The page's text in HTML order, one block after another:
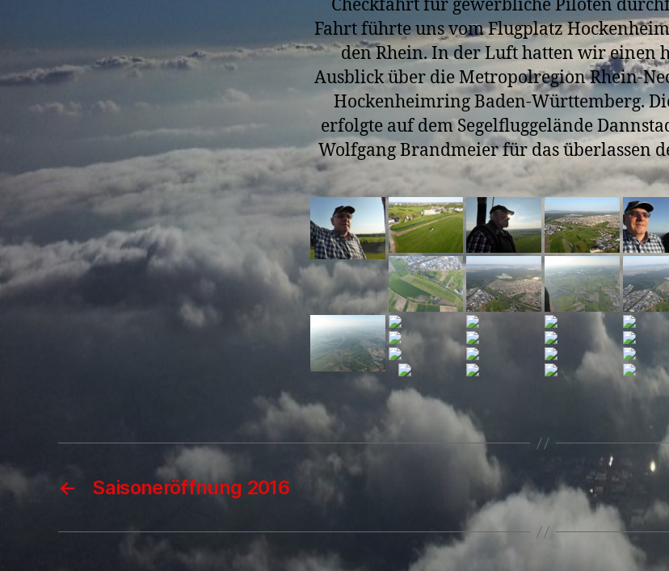
Checkfahrt für gewerbliche Piloten
Fahrt führte uns vom Flugplatz
den Rhein. In der Luft hatten wir einen
Ausblick über die Metropolregion Rhein-
Hockenheimring Baden-Württemberg.
erfolgte auf dem Segelfluggelände
Wolfgang Brandmeier für das überlassen
← Saisoneröffnung 2016